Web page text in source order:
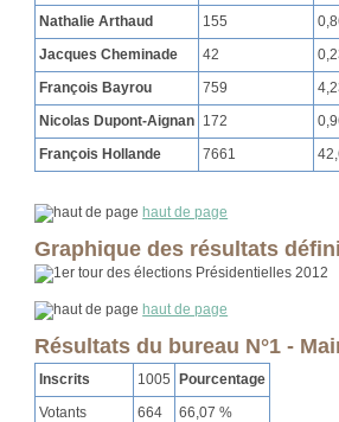
Nathalie Arthaud
155
Jacques Cheminade
42
François Bayrou
759
Nicolas Dupont-Aignan 172
François Hollande
7661
haut de page
Graphique des résultats
haut de page
Résultats du bureau N°1 -
Inscrits 1005 Pourcentage
Votants
664
66,07 %